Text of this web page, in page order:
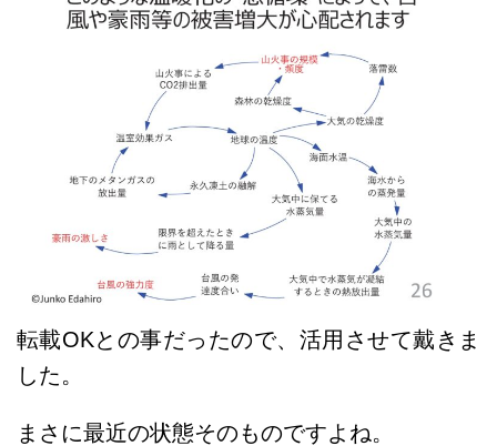
転載OKとの事だったので、活用させて戴きま
した。
まさに最近の状態そのものですよね。